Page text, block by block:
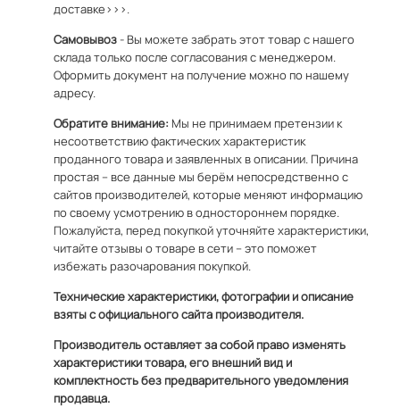
доставке>>>.
Самовывоз- Вы можете забрать этот товар с нашего
склада только после согласования с менеджером.
Оформить документ на получение можно по нашему
адресу.
Обратите внимание: Мы не принимаем претензии к
несоответствию фактических характеристик
проданного товара и заявленных в описании. Причина
простая – все данные мы берём непосредственно с
сайтов производителей, которые меняют информацию
по своему усмотрению в одностороннем порядке.
Пожалуйста, перед покупкой уточняйте характеристики,
читайте отзывы о товаре в сети – это поможет
избежать разочарования покупкой.
Технические характеристики, фотографии и описание
взяты с официального сайта производителя.
Производитель оставляет за собой право изменять
характеристики товара, его внешний вид и
комплектность без предварительного уведомления
продавца.